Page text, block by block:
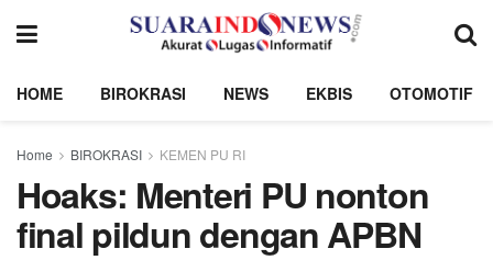
HOME BIROKRASI NEWS EKBIS OTOMOTIF
Home BIROKRASI KEMEN PU RI
Hoaks: Menteri PU nonton
final pildun dengan APBN